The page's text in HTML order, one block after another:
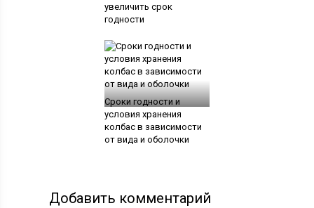
увеличить срок
годности
Сроки годности и
условия хранения
колбас в зависимости
от вида и оболочки
Добавить комментарий